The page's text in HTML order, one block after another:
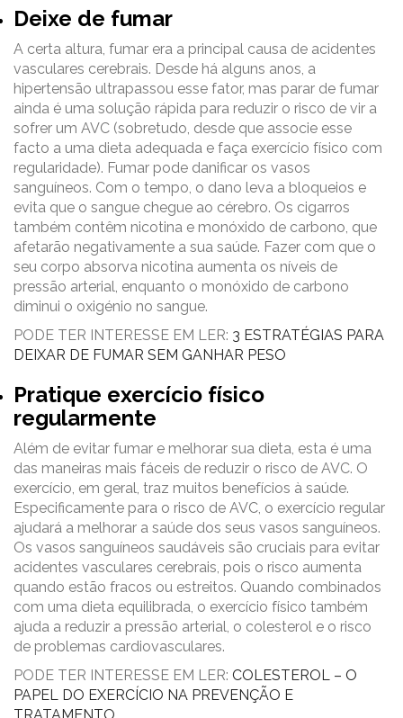
Deixe de fumar
A certa altura, fumar era a principal causa de acidentes
vasculares cerebrais. Desde há alguns anos, a
hipertensão ultrapassou esse fator, mas parar de fumar
ainda é uma solução rápida para reduzir o risco de vir a
sofrer um AVC (sobretudo, desde que associe esse
facto a uma dieta adequada e faça exercício físico com
regularidade). Fumar pode danificar os vasos
sanguíneos. Com o tempo, o dano leva a bloqueios e
evita que o sangue chegue ao cérebro. Os cigarros
também contêm nicotina e monóxido de carbono, que
afetarão negativamente a sua saúde. Fazer com que o
seu corpo absorva nicotina aumenta os níveis de
pressão arterial, enquanto o monóxido de carbono
diminui o oxigénio no sangue.
PODE TER INTERESSE EM LER: 3 ESTRATÉGIAS PARA
DEIXAR DE FUMAR SEM GANHAR PESO
Pratique exercício físico
regularmente
Além de evitar fumar e melhorar sua dieta, esta é uma
das maneiras mais fáceis de reduzir o risco de AVC. O
exercício, em geral, traz muitos benefícios à saúde.
Especificamente para o risco de AVC, o exercício regular
ajudará a melhorar a saúde dos seus vasos sanguíneos.
Os vasos sanguíneos saudáveis ​​são cruciais para evitar
acidentes vasculares cerebrais, pois o risco aumenta
quando estão fracos ou estreitos. Quando combinados
com uma dieta equilibrada, o exercício físico também
ajuda a reduzir a pressão arterial, o colesterol e o risco
de problemas cardiovasculares.
PODE TER INTERESSE EM LER: COLESTEROL – O
PAPEL DO EXERCÍCIO NA PREVENÇÃO E